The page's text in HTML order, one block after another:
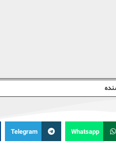
Whatsapp
Telegram